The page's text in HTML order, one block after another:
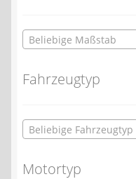
Beliebige Maßstab
Fahrzeugtyp
Beliebige Fahrzeugtyp
Motortyp